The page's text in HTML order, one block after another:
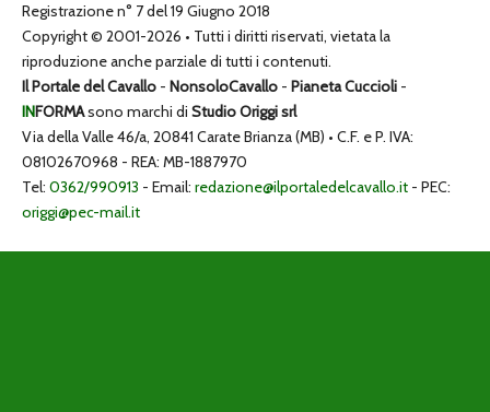
Registrazione n° 7 del 19 Giugno 2018
Copyright © 2001-2026 • Tutti i diritti riservati, vietata la
riproduzione anche parziale di tutti i contenuti.
Il Portale del Cavallo - NonsoloCavallo - Pianeta Cuccioli -
INFORMAsono marchi di Studio Origgi srl
Via della Valle 46/a, 20841 Carate Brianza (MB) • C.F. e P. IVA:
08102670968 - REA: MB-1887970
Tel: 0362/990913 - Email: redazione@ilportaledelcavallo.it - PEC:
origgi@pec-mail.it